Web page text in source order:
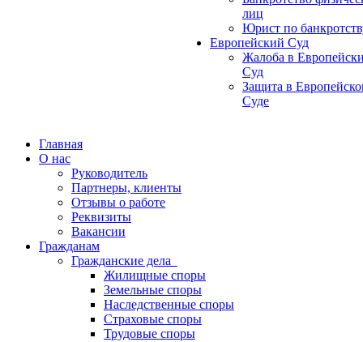
лиц
Юрист по
Европейский Суд
Жалоба в
Суд
Защита в
Суде
Главная
О нас
Руководитель
Партнеры, клиенты
Отзывы о работе
Реквизиты
Вакансии
Гражданам
Гражданские дела
Жилищные споры
Земельные споры
Наследственные споры
Страховые споры
Трудовые споры